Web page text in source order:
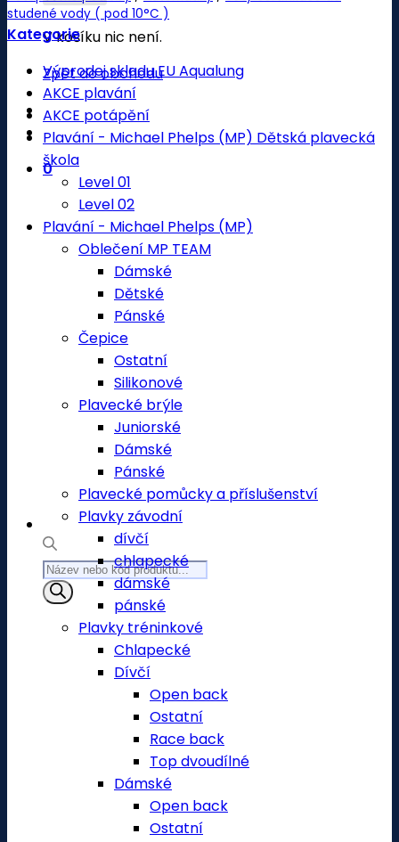
V košíku nic není.
Zpět do obchodu
0
Products
search
studené vody ( pod 10°C )
Kategorie
Výprodej skladu EU Aqualung
AKCE plavání
AKCE potápění
Plavání - Michael Phelps (MP) Dětská plavecká
škola
Level 01
Level 02
Plavání - Michael Phelps (MP)
Oblečení MP TEAM
Dámské
Dětské
Pánské
Čepice
Ostatní
Silikonové
Plavecké brýle
Juniorské
Dámské
Pánské
Plavecké pomůcky a příslušenství
Plavky závodní
dívčí
chlapecké
dámské
pánské
Plavky tréninkové
Chlapecké
Dívčí
Open back
Ostatní
Race back
Top dvoudílné
Dámské
Open back
Ostatní